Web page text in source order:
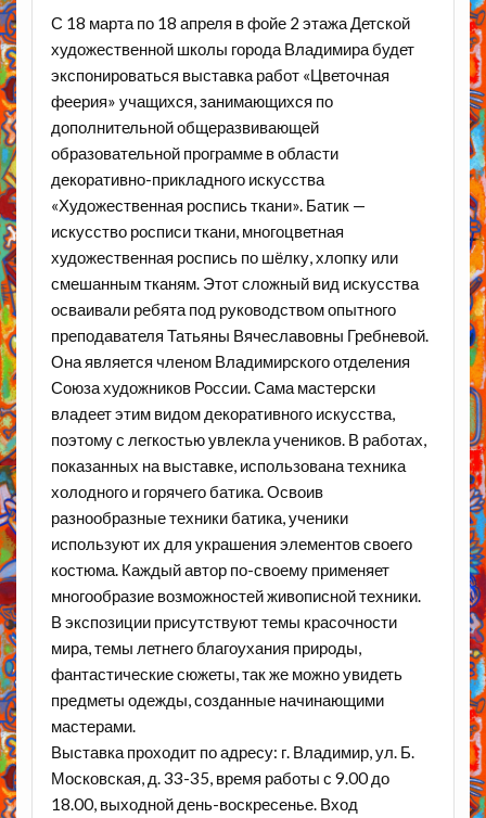
С 18 марта по 18 апреля в фойе 2 этажа Детской
художественной школы города Владимира будет
экспонироваться выставка работ «Цветочная
феерия» учащихся, занимающихся по
дополнительной общеразвивающей
образовательной программе в области
декоративно-прикладного искусства
«Художественная роспись ткани». Батик —
искусство росписи ткани, многоцветная
художественная роспись по шёлку, хлопку или
смешанным тканям. Этот сложный вид искусства
осваивали ребята под руководствомопытного
преподавателя Татьяны Вячеславовны Гребневой.
Она является членом Владимирского отделения
Союза художников России. Сама мастерски
владеет этим видом декоративного искусства,
поэтому с легкостью увлекла учеников. В работах,
показанных на выставке, использованатехника
холодного и горячего батика. Освоив
разнообразные техники батика, ученики
используют их для украшения элементов своего
костюма. Каждыйавтор по-своему применяет
многообразие возможностейживописной техники.
Вэкспозиции присутствуюттемы красочности
мира, темы летнего благоухания природы,
фантастические сюжеты, так же можно увидеть
предметы одежды, созданные начинающими
мастерами.
Выставка проходит по адресу: г. Владимир, ул. Б.
Московская, д. 33-35, время работы с 9.00 до
18.00, выходной день-воскресенье. Вход